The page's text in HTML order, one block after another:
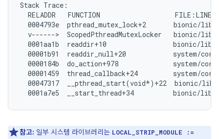
Stack Trace:
  RELADDR   FUNCTION                   FILE:LINE
0004793e  pthread_mutex_lock+2       bionic/
v------>  ScopedPthreadMutexLocker   bionic/
0001aa1b  readdir+10                 bionic/
00001b91  readdir_null+20            system/
0000184b  do_action+978              system/
00001459  thread_callback+24         system/
00047317  __pthread_start(void*)+22  bionic/
참고: 일부 시스템 라이브러리는 LOCAL_STRIP_MODULE :=